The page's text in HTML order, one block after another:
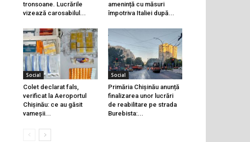
tronsoane. Lucrările
vizează carosabilul...
amenință cu măsuri
împotriva Italiei după...
Social
Colet declarat fals,
verificat la Aeroportul
Chișinău: ce au găsit
vameșii...
Social
Primăria Chișinău anunță
finalizarea unor lucrări
de reabilitare pe strada
Burebista:...